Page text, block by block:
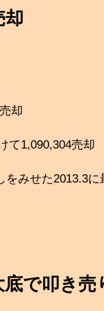
却
却
て1,090,304売却
をみせた2013.3に
で叩き売